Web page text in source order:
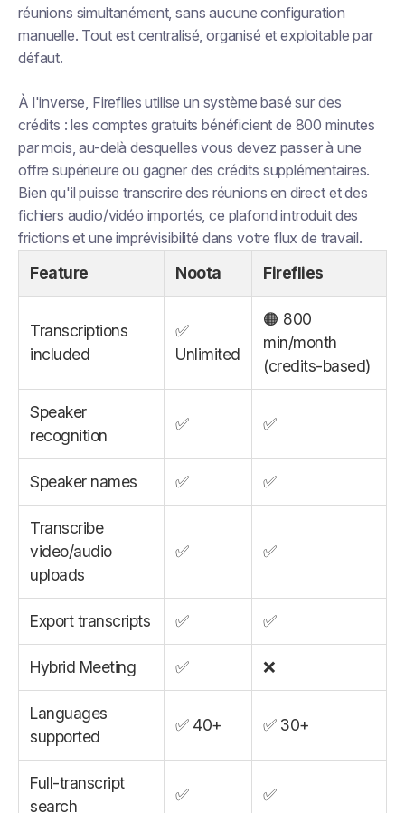
réunions simultanément, sans aucune configuration
manuelle. Tout est centralisé, organisé et exploitable par
défaut.
À l'inverse, Fireflies utilise un système basé sur des
crédits : les comptes gratuits bénéficient de 800 minutes
par mois, au-delà desquelles vous devez passer à une
offre supérieure ou gagner des crédits supplémentaires.
Bien qu'il puisse transcrire des réunions en direct et des
fichiers audio/vidéo importés, ce plafond introduit des
frictions et une imprévisibilité dans votre flux de travail.
Feature Noota Fireflies
Transcriptions
included
✅
Unlimited
🟠 800
min/month
(credits-based)
Speaker
recognition
✅ ✅
Speaker names ✅ ✅
Transcribe
video/audio
uploads
✅ ✅
Export transcripts ✅ ✅
Hybrid Meeting ✅ ❌
Languages
supported
✅ 40+ ✅ 30+
Full-transcript
search
✅ ✅